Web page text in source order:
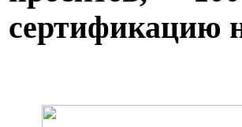
сертификацию